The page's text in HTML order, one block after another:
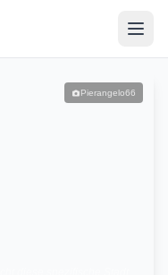
Pierangelo66